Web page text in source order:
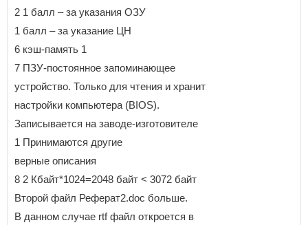
2 1 балл – за указания ОЗУ
1 балл – за указание ЦН
6 кэш-память 1
7 ПЗУ-постоянное запоминающее
устройство. Только для чтения и хранит
настройки компьютера (BIOS).
Записывается на заводе-изготовителе
1 Принимаются другие
верные описания
8 2 Кбайт*1024=2048 байт < 3072 байт
Второй файл Реферат2.doc больше.
В данном случае rtf файл откроется в